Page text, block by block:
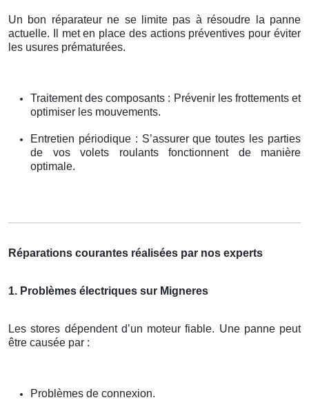
Un bon réparateur ne se limite pas à résoudre la panne
actuelle. Il met en place des actions préventives pour éviter
les usures prématurées.
Traitement des composants : Prévenir les frottements et
optimiser les mouvements.
Entretien périodique : S’assurer que toutes les parties
de vos volets roulants fonctionnent de manière
optimale.
Réparations courantes réalisées par nos experts
1. Problèmes électriques sur Migneres
Les stores dépendent d’un moteur fiable. Une panne peut
être causée par :
Problèmes de connexion.